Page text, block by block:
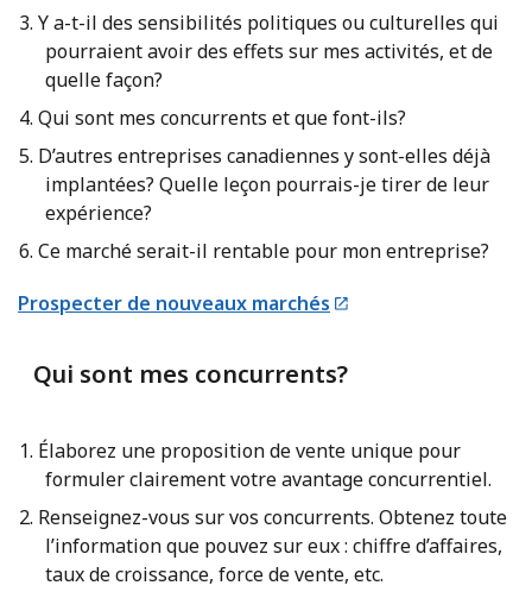
Y a-t-il des sensibilités politiques ou culturelles qui
pourraient avoir des effets sur mes activités, et de
quelle façon?
Qui sont mes concurrents et que font-ils?
D’autres entreprises canadiennes y sont-elles déjà
implantées? Quelle leçon pourrais-je tirer de leur
expérience?
Ce marché serait-il rentable pour mon entreprise?
Prospecter de nouveaux marchés
Qui sont mes concurrents?
Élaborez une proposition de vente unique pour
formuler clairement votre avantage concurrentiel.
Renseignez-vous sur vos concurrents. Obtenez toute
l’information que pouvez sur eux : chiffre d’affaires,
taux de croissance, force de vente, etc.